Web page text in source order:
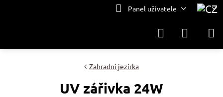
Panel uživatele
Zahradní jezírka
UV zářivka 24W